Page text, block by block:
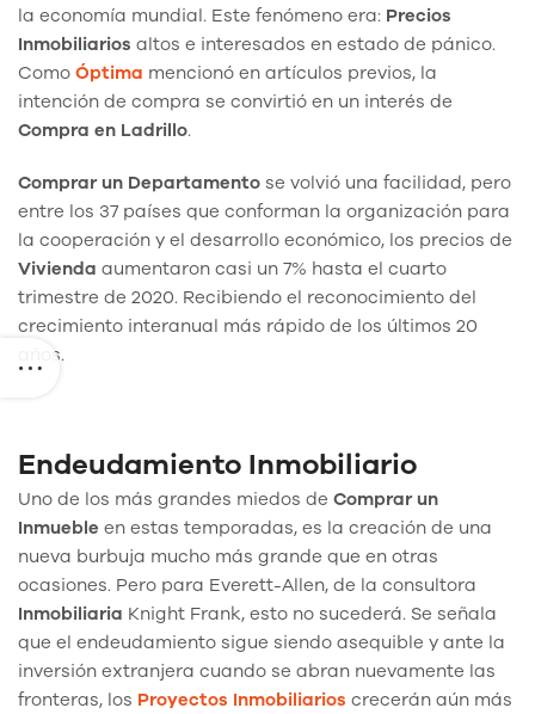
la economía mundial. Este fenómeno era: Precios
Inmobiliarios altos e interesados en estado de pánico.
Como Óptima mencionó en artículos previos, la
intención de compra se convirtió en un interés de
Compra en Ladrillo.
Comprar un Departamento se volvió una facilidad, pero
entre los 37 países que conforman la organización para
la cooperación y el desarrollo económico, los precios de
Vivienda aumentaron casi un 7% hasta el cuarto
trimestre de 2020. Recibiendo el reconocimiento del
crecimiento interanual más rápido de los últimos 20
años.
Endeudamiento Inmobiliario
Uno de los más grandes miedos de Comprar un
Inmueble en estas temporadas, es la creación de una
nueva burbuja mucho más grande que en otras
ocasiones. Pero para Everett-Allen, de la consultora
Inmobiliaria Knight Frank, esto no sucederá. Se señala
que el endeudamiento sigue siendo asequible y ante la
inversión extranjera cuando se abran nuevamente las
fronteras, los Proyectos Inmobiliarios crecerán aún más